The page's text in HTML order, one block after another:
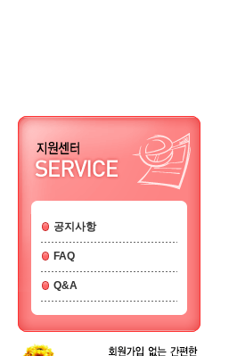
공지사항
FAQ
Q&A